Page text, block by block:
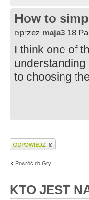
How to
przez maja3 18
I think one of
to choosing
Wyślij odpowiedź
Powróć do Gry
KTO JEST